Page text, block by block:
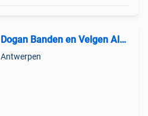
Dogan Banden en Velgen Almelo
Antwerpen